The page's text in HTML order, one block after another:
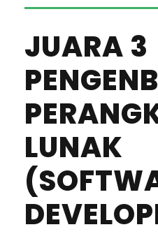
JUARA 3
LUNAK